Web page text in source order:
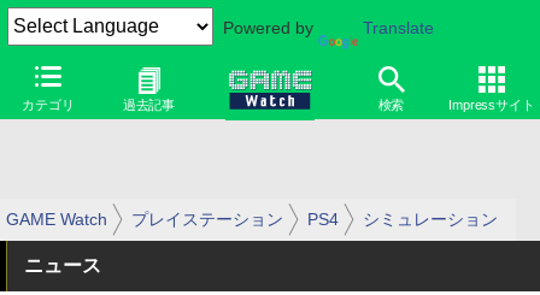
Powered by Translate
カテゴリ 過去記事 検索 Impressサイト
GAME Watch プレイステーション PS4 シミュレーション
ニュース